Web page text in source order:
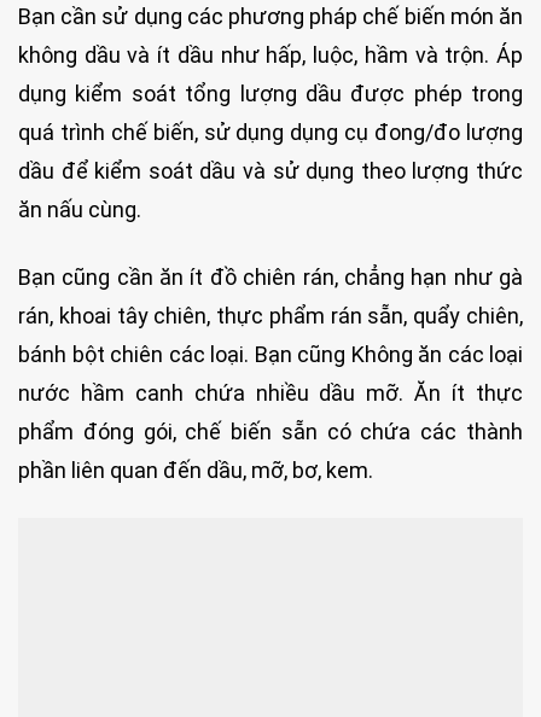
Bạn cần sử dụng các phương pháp chế biến món ăn
không dầu và ít dầu như hấp, luộc, hầm và trộn. Áp
dụng kiểm soát tổng lượng dầu được phép trong
quá trình chế biến, sử dụng dụng cụ đong/đo lượng
dầu để kiểm soát dầu và sử dụng theo lượng thức
ăn nấu cùng.
Bạn cũng cần ăn ít đồ chiên rán, chẳng hạn như gà
rán, khoai tây chiên, thực phẩm rán sẵn, quẩy chiên,
bánh bột chiên các loại. Bạn cũng Không ăn các loại
nước hầm canh chứa nhiều dầu mỡ. Ăn ít thực
phẩm đóng gói, chế biến sẵn có chứa các thành
phần liên quan đến dầu, mỡ, bơ, kem.